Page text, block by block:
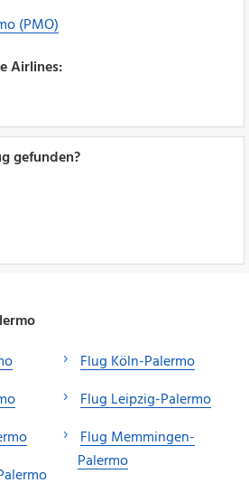
(PMO)
Airlines:
gefunden?
Flug Köln-Palermo
Flug Leipzig-Palermo
Flug Memmingen-
Palermo